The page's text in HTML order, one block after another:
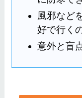
風邪など
好で行く
意外と盲